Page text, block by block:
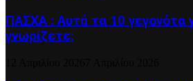
ΠΑΣΧΑ : Αυτά τα 10 γεγονότα
γνωρίζετε;